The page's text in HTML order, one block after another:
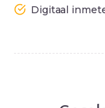
Digitaal